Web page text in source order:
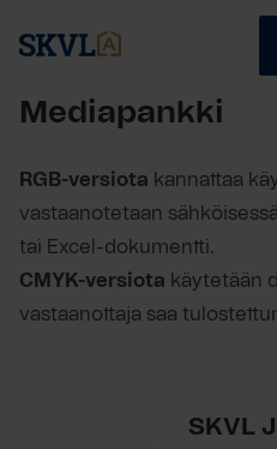
Skip
HAE
Mediapankki
RGB-versiota kannattaa
vastaanotetaan
tai Excel-dokumentti.
CMYK-versiota käytetään
vastaanottaja saa
SKVL